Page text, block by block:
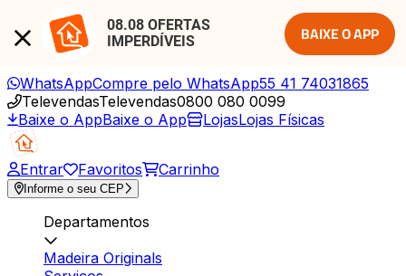
08.08 OFERTAS
IMPERDÍVEIS
BAIXE O APP
WhatsAppCompre pelo WhatsApp55 41 74031865
TelevendasTelevendas0800 080 0099
Baixe o AppBaixe o App LojasLojas Físicas
Entrar Favoritos Carrinho
Informe o seu CEP
Departamentos
Madeira Originals